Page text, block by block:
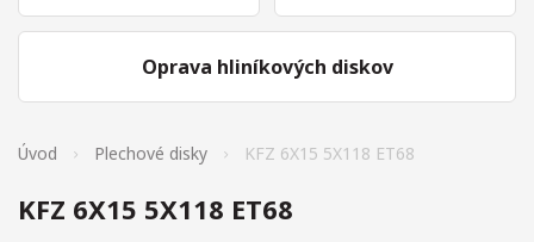
Oprava hliníkových diskov
Úvod Plechové disky KFZ 6X15 5X118 ET68
KFZ 6X15 5X118 ET68